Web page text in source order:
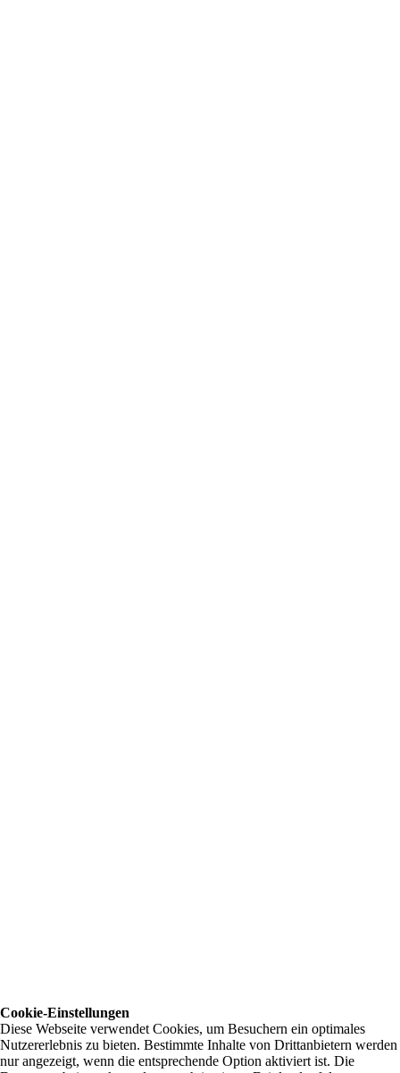
Cookie-Einstellungen
Diese Webseite verwendet Cookies, um Besuchern ein optimales
Nutzererlebnis zu bieten. Bestimmte Inhalte von Drittanbietern werden
nur angezeigt, wenn die entsprechende Option aktiviert ist. Die